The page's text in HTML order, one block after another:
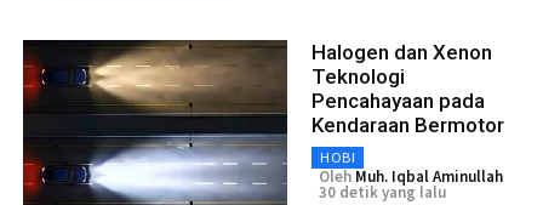
Halogen dan Xenon
Teknologi
Pencahayaan pada
Kendaraan Bermotor
HOBI
Oleh Muh. Iqbal Aminullah
30 detik yang lalu